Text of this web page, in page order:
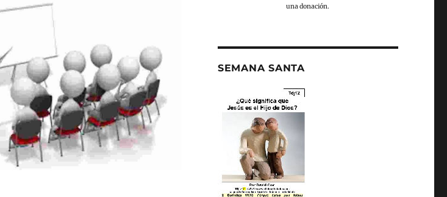
una donación.
SEMANA SANTA